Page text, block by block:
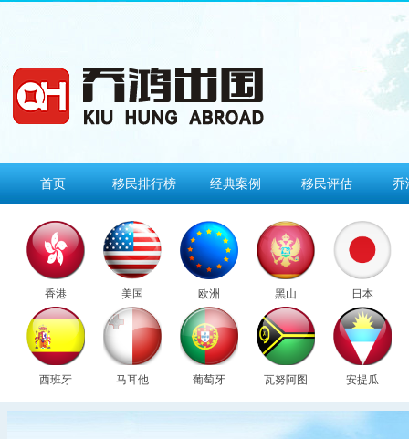
首页 移民排行榜 经典案例 移民评估 乔
香港 美国 欧洲 黑山 日本
西班牙 马耳他 葡萄牙 瓦努阿图 安提瓜